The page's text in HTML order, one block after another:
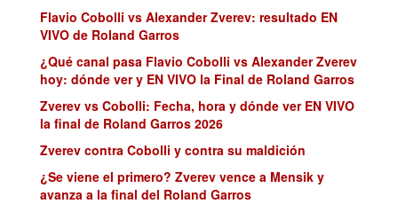
Flavio Cobolli vs Alexander Zverev: resultado EN
VIVO de Roland Garros
¿Qué canal pasa Flavio Cobolli vs Alexander Zverev
hoy: dónde ver y EN VIVO la Final de Roland Garros
Zverev vs Cobolli: Fecha, hora y dónde ver EN VIVO
la final de Roland Garros 2026
Zverev contra Cobolli y contra su maldición
¿Se viene el primero? Zverev vence a Mensik y
avanza a la final del Roland Garros